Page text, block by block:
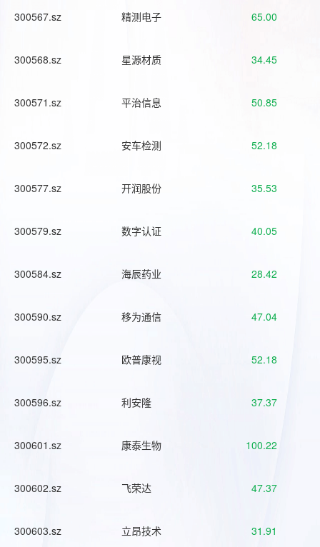
300567.sz 精测电子 65.00
300568.sz 星源材质 34.45
300571.sz 平治信息 50.85
300572.sz 安车检测 52.18
300577.sz 开润股份 35.53
300579.sz 数字认证 40.05
300584.sz 海辰药业 28.42
300590.sz 移为通信 47.04
300595.sz 欧普康视 52.18
300596.sz 利安隆 37.37
300601.sz 康泰生物 100.22
300602.sz 飞荣达 47.37
300603.sz 立昂技术 31.91